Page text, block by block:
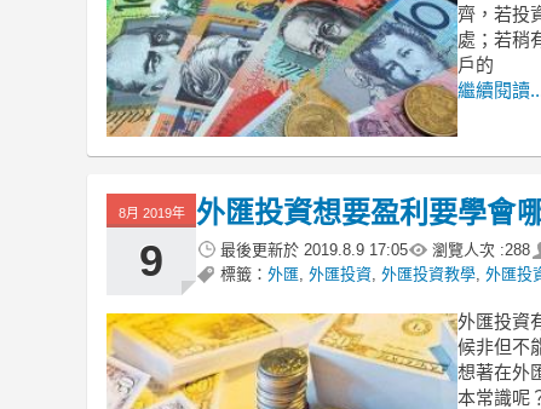
齊，若投
處；若稍
戶的
繼續閱讀
8月 2019年
9
外匯投資想要盈利要學會
最後更新於 2019.8.9 17:05 瀏覽人次 :288
標籤： 外匯 外匯投資 外匯投資教學 外匯投
外匯投資
候非但不
想著在外
本常識呢